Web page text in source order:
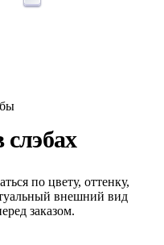
по цвету, оттенку,
внешний вид
заказом.